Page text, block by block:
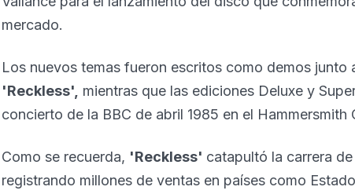
mercado.
Los nuevos temas fueron escritos como demos junto
'Reckless', mientras que las ediciones Deluxe y
concierto de la BBC de abril 1985 en el Hammersmith
Como se recuerda, 'Reckless' catapultó la carrera
registrando millones de ventas en países como